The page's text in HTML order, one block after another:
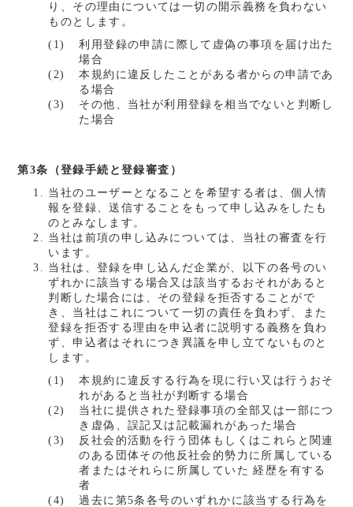
り、その理由については一切の開示義務を負わない
ものとします。
利用登録の申請に際して虚偽の事項を届け出た
場合
本規約に違反したことがある者からの申請であ
る場合
その他、当社が利用登録を相当でないと判断し
た場合
第3条（登録手続と登録審査）
当社のユーザーとなることを希望する者は、個人情
報を登録、送信することをもって申し込みをしたも
のとみなします。
当社は前項の申し込みについては、当社の審査を行
います。
当社は、登録を申し込んだ企業が、以下の各号のい
ずれかに該当する場合又は該当するおそれがあると
判断した場合には、その登録を拒否することがで
き、当社はこれについて一切の責任を負わず、また
登録を拒否する理由を申込者に説明する義務を負わ
ず、申込者はそれにつき異議を申し立てないものと
します。
本規約に違反する行為を現に行い又は行うおそ
れがあると当社が判断する場合
当社に提供された登録事項の全部又は一部につ
き虚偽、誤記又は記載漏れがあった場合
反社会的活動を行う団体もしくはこれらと関連
のある団体その他反社会的勢力に所属している
者またはそれらに所属していた 経歴を有する
者
過去に第5条各号のいずれかに該当する行為を